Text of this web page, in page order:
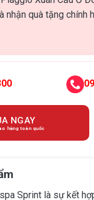
nhận quà tặng chính
NGAY
hàng toàn quốc
Sprint là sự kết